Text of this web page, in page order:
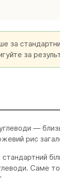
за
за
—
рис
стандартний
Саме